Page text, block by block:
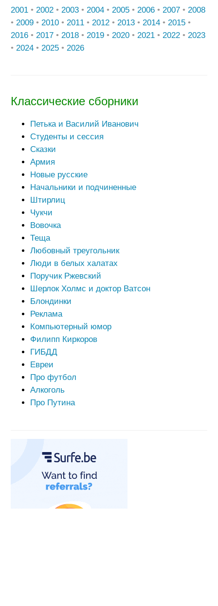
2001 • 2002 • 2003 • 2004 • 2005 • 2006 • 2007 • 2008
• 2009 • 2010 • 2011 • 2012 • 2013 • 2014 • 2015 •
2016 • 2017 • 2018 • 2019 • 2020 • 2021 • 2022 • 2023
• 2024 • 2025 • 2026
Классические сборники
Петька и Василий Иванович
Студенты и сессия
Сказки
Армия
Новые русские
Начальники и подчиненные
Штирлиц
Чукчи
Вовочка
Теща
Любовный треугольник
Люди в белых халатах
Поручик Ржевский
Шерлок Холмс и доктор Ватсон
Блондинки
Реклама
Компьютерный юмор
Филипп Киркоров
ГИБДД
Евреи
Про футбол
Алкоголь
Про Путина